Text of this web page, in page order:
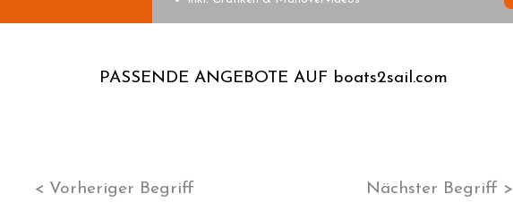
PASSENDE ANGEBOTE AUF boats2sail.com
< Vorheriger Begriff Nächster Begriff >